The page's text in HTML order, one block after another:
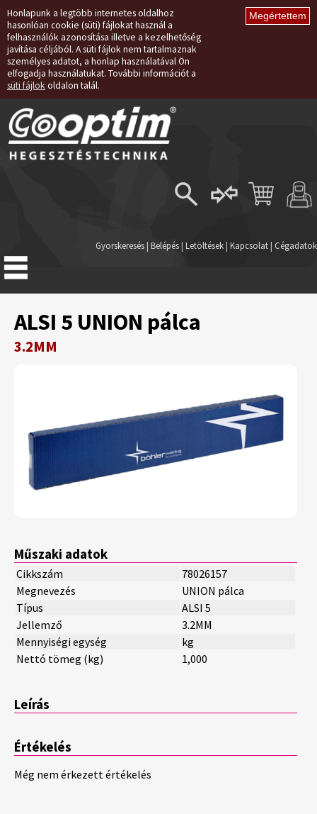
Honlapunk a legtöbb internetes oldalhoz
hasonlóan cookie (süti) fájlokat használ a
felhasználók azonosítása illetve a kezelhetőség
javítása céljából. A süti fájlok nem tartalmaznak
személyes adatot, a honlap használatával Ön
elfogadja használatukat. További információt a
süti fájlok oldalon talál.
Regisztráció
Gyorskeresés| Belépés | Letöltések | Kapcsolat | Cégadatok
ALSI 5 UNION pálca
3.2MM
Műszaki adatok
Cikkszám
78026157
Megnevezés
UNION pálca
Típus
ALSI 5
Jellemző
3.2MM
Mennyiségi egység
kg
Nettó tömeg (kg)
1,000
Leírás
Értékelés
Még nem érkezett értékelés